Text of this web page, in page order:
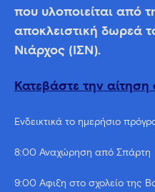
που υλοποιείται από
αποκλειστική δωρεά
Νιάρχος (ΙΣΝ).
Κατεβάστε την
Ενδεικτικά το ημερήσιο
8:00 Αναχώρηση από Σπάρτη
9:00 Άφιξη στο σχολείο της